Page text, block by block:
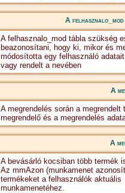
A
A felhasznalo_mod tábla szükség
beazonosítani, hogy ki, mikor és
módosította egy felhasználó
vagy rendelt a nevében
A
A megrendelés során a megrendelt
megrendelő és a megrendelés
A
A bevásárló kocsiban több termék
Az mmAzon (munkamenet
termékeket a felhasználók aktuális
munkamenetéhez.